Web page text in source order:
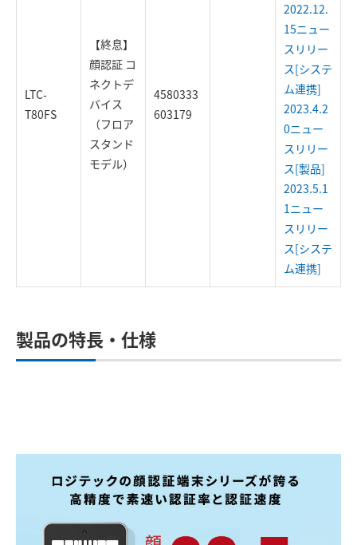
2022.12.
15ニュー
スリリー
ス[システ
ム連携]
2023.4.2
0ニュー
スリリー
ス[製品]
2023.5.1
1ニュー
スリリー
ス[システ
ム連携]
LTC-
T80FS
【終息】
顔認証 コ
ネクトデ
バイス
（フロア
スタンド
モデル）
4580333
603179
製品の特長・仕様